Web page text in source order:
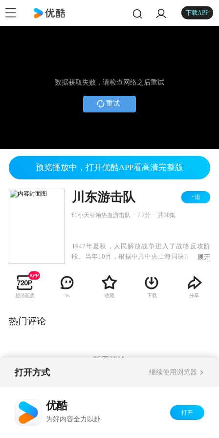
下载APP
数据获取失败，请检查网络之后重试
重试
预览播放中，打开优酷APP看高清完整版
川东游击队 +追
印小天引领热血游击队 7.7分 共30集
1947年夏秋，人民解放战争进入了战略反攻阶
段。当年10月，根据中共中央上海局决定，在重
工作，临委把工作重心转移向农村，发动小规模
游击战争，策应主战场军事斗争，由于敌我力量
悬殊，斗争十分残酷。从次年初至九月，川东地
展开
超清画质 35 收藏 下载 分享
热门评论
暂无评论
打开方式 继续使用浏览器
优酷
为好内容全力以赴
打开